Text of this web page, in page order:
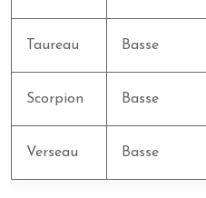
Taureau Basse
Scorpion Basse
Verseau Basse